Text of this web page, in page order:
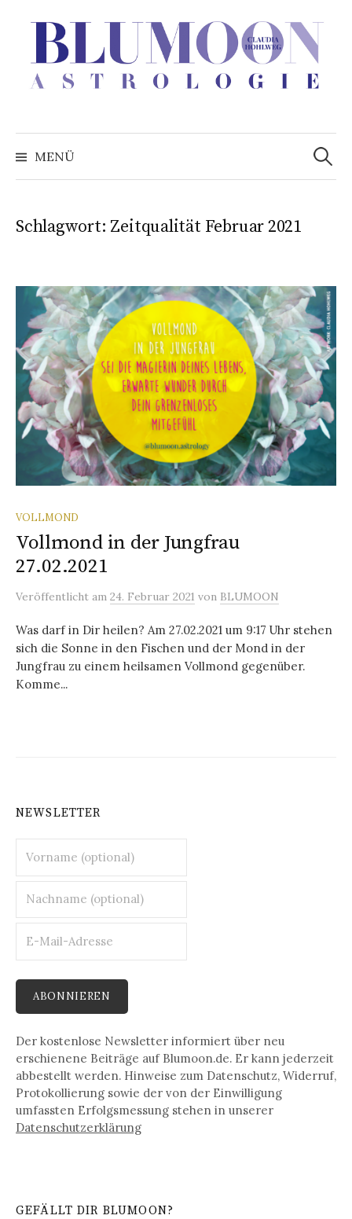
überspringen
MENÜ
Suchen
nach:
Schlagwort: Zeitqualität Februar 2021
VOLLMOND
Vollmond in der Jungfrau
27.02.2021
Veröffentlicht am 24. Februar 2021 von BLUMOON
Was darf in Dir heilen? Am 27.02.2021 um 9:17 Uhr stehen
sich die Sonne in den Fischen und der Mond in der
Jungfrau zu einem heilsamen Vollmond gegenüber.
Komme...
NEWSLETTER
Der kostenlose Newsletter informiert über neu
erschienene Beiträge auf Blumoon.de. Er kann jederzeit
abbestellt werden. Hinweise zum Datenschutz, Widerruf,
Protokollierung sowie der von der Einwilligung
umfassten Erfolgsmessung stehen in unserer
Datenschutz­erklärung
GEFÄLLT DIR BLUMOON?